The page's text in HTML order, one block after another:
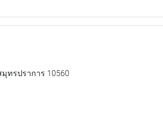
ทรปราการ 10560